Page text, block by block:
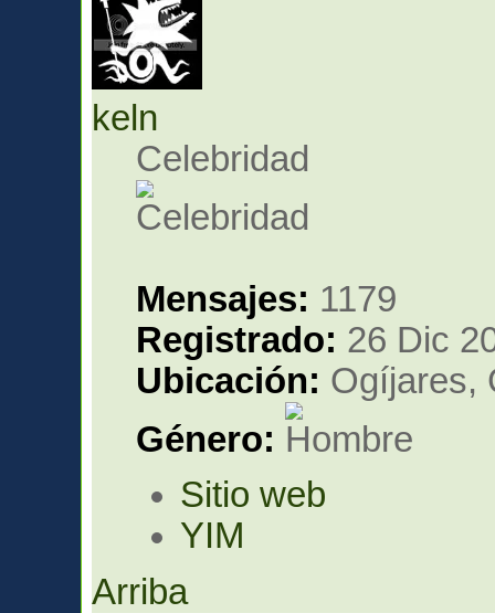
keln
Celebridad
Mensajes: 1179
Registrado: 26 Dic
Ubicación: Ogíjares,
Género:
Sitio web
YIM
Arriba